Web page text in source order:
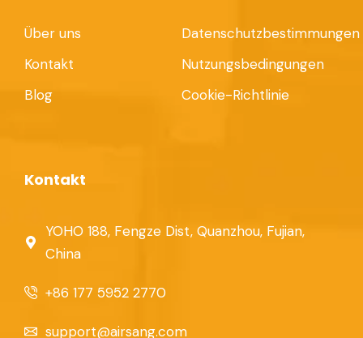
Über uns
Kontakt
Blog
Datenschutzbestimmungen
Nutzungsbedingungen
Cookie-Richtlinie
Kontakt
YOHO 188, Fengze Dist, Quanzhou, Fujian,
China
+86 177 5952 2770
support@airsang.com